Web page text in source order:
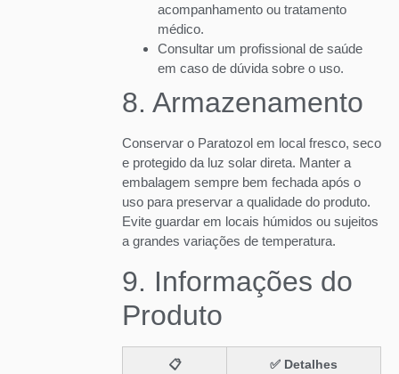
acompanhamento ou tratamento
médico.
Consultar um profissional de saúde
em caso de dúvida sobre o uso.
8. Armazenamento
Conservar o Paratozol em local fresco, seco
e protegido da luz solar direta. Manter a
embalagem sempre bem fechada após o
uso para preservar a qualidade do produto.
Evite guardar em locais húmidos ou sujeitos
a grandes variações de temperatura.
9. Informações do
Produto
📋
✅ Detalhes